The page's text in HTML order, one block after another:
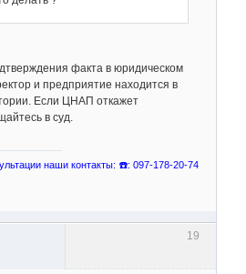
факта в юридическом
и предприятие находится в
Если ЦНАП откажет
в суд.
наши контакты: ☎️: 097-178-20-74
19